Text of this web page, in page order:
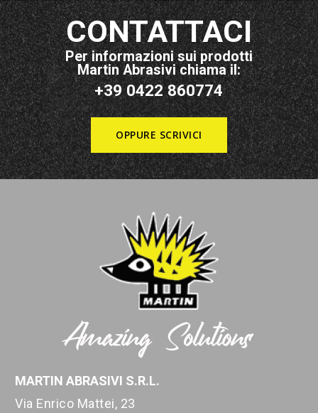
CONTATTACI
Per informazioni sui prodotti
Martin Abrasivi chiama il:
+39 0422 860774
OPPURE SCRIVICI
MARTIN ABRASIVI S.R.L.
Via Enrico Mattei, 23